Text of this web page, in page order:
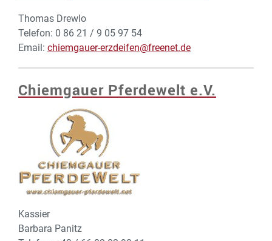
Thomas Drewlo
Telefon: 0 86 21 / 9 05 97 54
Email: chiemgauer-erzdeifen@freenet.de
Chiemgauer Pferdewelt e.V.
Kassier
Barbara Panitz